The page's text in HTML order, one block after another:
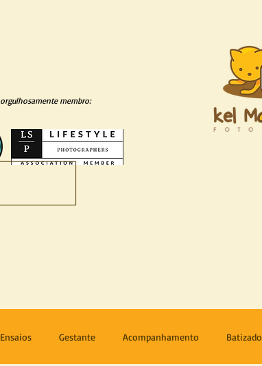
orgulhosamente membro:
Ensaios Gestante Acompanhamento